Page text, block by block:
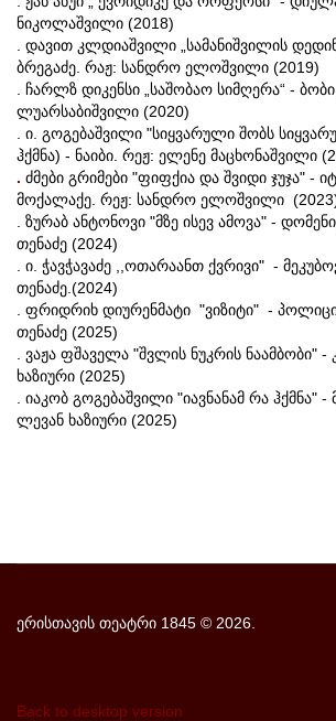
ნიკოლაშვილი (2018)
. დავით კლდიაშვილი „სამანიშვილის
ბრეგაძე. რაჟ: სანდრო ელოშვილი (2019)
. ჩარლზ დიკენსი „საშობაო სიმღერა“ -
ლუარსაბიშვილი (2020)
. ი. გოგებაშვილი "სიყვარული შობს
ჰქმნა) - ნაიბი. რეჟ: ელენე მაცხონაშვილი
. ძმები გრიმები "ფიფქია და შვიდი ჯუჯა" -
მოქალაქე. რეჟ: სანდრო ელოშვილი
. ზურაბ ანტონოვი "მზე ისევ ამოვა" -
თენაძე (2024)
. ი. ჭავჭავაძე ,,ოთარაანთ ქვრივი" -
თენაძე.(2024)
. ფრიდრიხ დიურენმატი "ვიზიტი" -
თენაძე (2025)
. ვაჟა ფშაველა "შვლის ნუკრის ნაამბობი" -
ხაზიური (2025)
. იაკობ გოგებაშვილი "იავნანამ რა ჰქმნა" -
ლევან ხაზიური (2025)
ერისთავის თეატრი 1845 © 2026.
Back to desktop version